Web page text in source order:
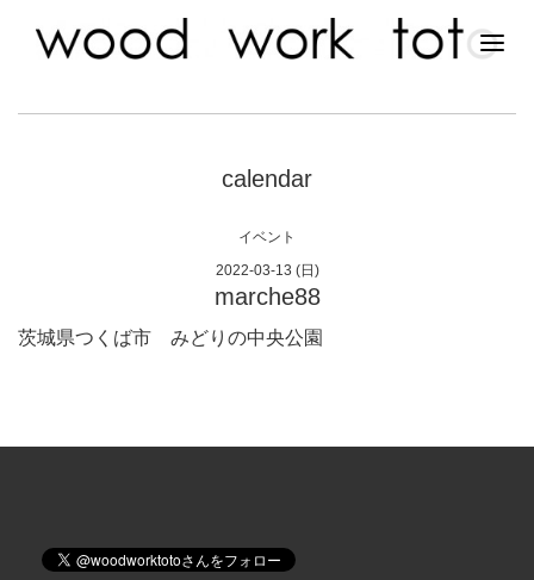
calendar
イベント
2022-03-13 (日)
marche88
茨城県つくば市 みどりの中央公園